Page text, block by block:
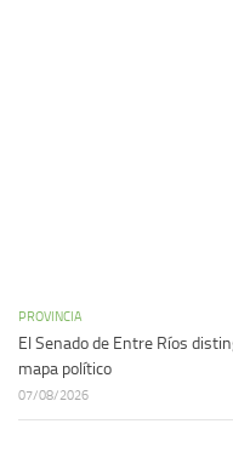
PROVINCIA
El Senado de Entre Ríos
mapa político
07/08/2026